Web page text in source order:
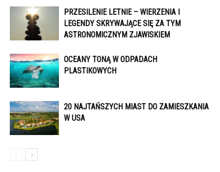
PRZESILENIE LETNIE – WIERZENIA I
LEGENDY SKRYWAJĄCE SIĘ ZA TYM
ASTRONOMICZNYM ZJAWISKIEM
OCEANY TONĄ W ODPADACH
PLASTIKOWYCH
20 NAJTAŃSZYCH MIAST DO ZAMIESZKANIA
W USA